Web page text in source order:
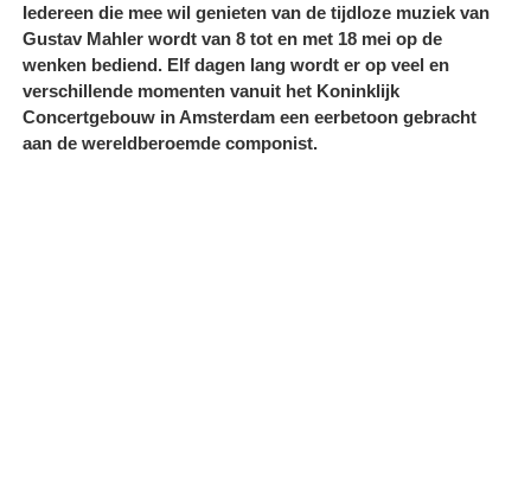
Iedereen die mee wil genieten van de tijdloze muziek van
Gustav Mahler wordt van 8 tot en met 18 mei op de
wenken bediend. Elf dagen lang wordt er op veel en
verschillende momenten vanuit het Koninklijk
Concertgebouw in Amsterdam een eerbetoon gebracht
aan de wereldberoemde componist.